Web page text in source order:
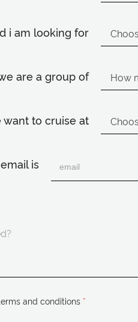
i am looking for
are a group of
want to cruise at
is
and conditions *